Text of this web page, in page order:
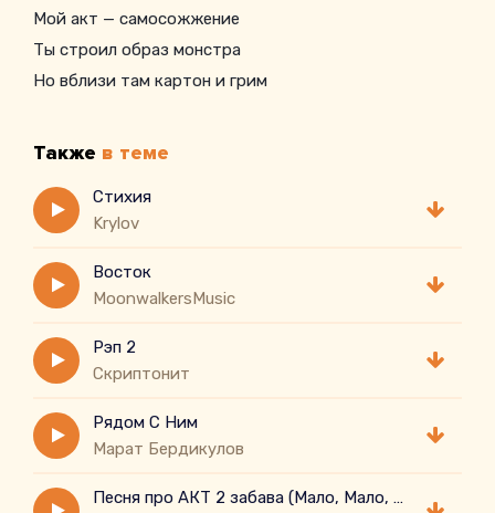
Мой акт — самосожжение
Ты строил образ монстра
Но вблизи там картон и грим
Также в теме
Стихия
Krylov
Восток
MoonwalkersMusic
Рэп 2
Скриптонит
Рядом С Ним
Марат Бердикулов
Песня про АКТ 2 забава (Мало, Мало, Мало)